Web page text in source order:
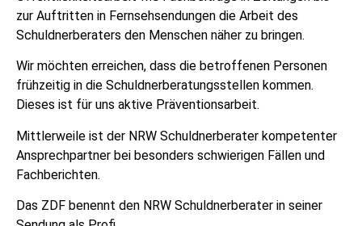
zur Auftritten in Fernsehsendungen die Arbeit des
Schuldnerberaters den Menschen näher zu bringen.
Wir möchten erreichen, dass die betroffenen Personen
frühzeitig in die Schuldnerberatungsstellen kommen.
Dieses ist für uns aktive Präventionsarbeit.
Mittlerweile ist der NRW Schuldnerberater kompetenter
Ansprechpartner bei besonders schwierigen Fällen und
Fachberichten.
Das ZDF benennt den NRW Schuldnerberater in seiner